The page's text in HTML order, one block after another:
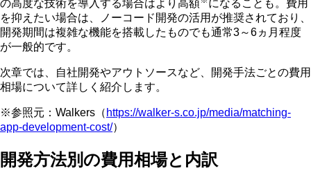
の高度な技術を導入する場合はより高額
になることも。費用
を抑えたい場合は、ノーコード開発の活用が推奨されており、
開発期間は複雑な機能を搭載したものでも通常3～6ヵ月程度
が一般的です。
次章では、自社開発やアウトソースなど、開発手法ごとの費用
相場について詳しく紹介します。
※参照元：Walkers（ https://walker-s.co.jp/media/matching-
app-development-cost/）
開発方法別の費用相場と内訳